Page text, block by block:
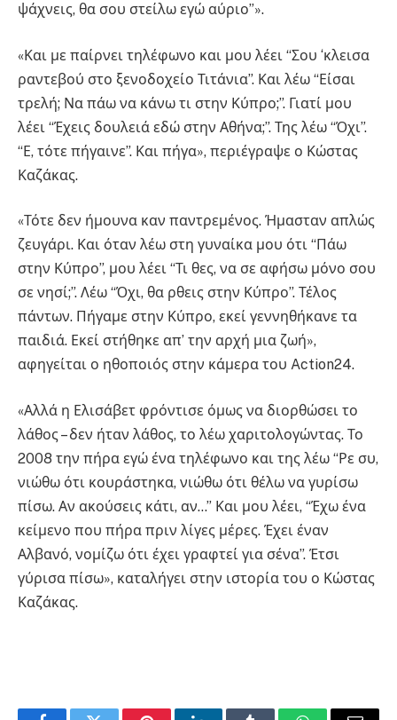
ψάχνεις, θα σου στείλω εγώ αύριο”».
«Και με παίρνει τηλέφωνο και μου λέει “Σου ‘κλεισα
ραντεβού στο ξενοδοχείο Τιτάνια”. Και λέω “Είσαι
τρελή; Να πάω να κάνω τι στην Κύπρο;”. Γιατί μου
λέει “Έχεις δουλειά εδώ στην Αθήνα;”. Της λέω “Όχι”.
“Ε, τότε πήγαινε”. Και πήγα», περιέγραψε ο Κώστας
Καζάκας.
«Τότε δεν ήμουνα καν παντρεμένος. Ήμασταν απλώς
ζευγάρι. Και όταν λέω στη γυναίκα μου ότι “Πάω
στην Κύπρο”, μου λέει “Τι θες, να σε αφήσω μόνο σου
σε νησί;”. Λέω “Όχι, θα ρθεις στην Κύπρο”. Τέλος
πάντων. Πήγαμε στην Κύπρο, εκεί γεννηθήκανε τα
παιδιά. Εκεί στήθηκε απ’ την αρχή μια ζωή»,
αφηγείται ο ηθοποιός στην κάμερα του Action24.
«Αλλά η Ελισάβετ φρόντισε όμως να διορθώσει το
λάθος – δεν ήταν λάθος, το λέω χαριτολογώντας. Το
2008 την πήρα εγώ ένα τηλέφωνο και της λέω “Ρε συ,
νιώθω ότι κουράστηκα, νιώθω ότι θέλω να γυρίσω
πίσω. Αν ακούσεις κάτι, αν…” Και μου λέει, “Έχω ένα
κείμενο που πήρα πριν λίγες μέρες. Έχει έναν
Αλβανό, νομίζω ότι έχει γραφτεί για σένα”. Έτσι
γύρισα πίσω», καταλήγει στην ιστορία του ο Κώστας
Καζάκας.